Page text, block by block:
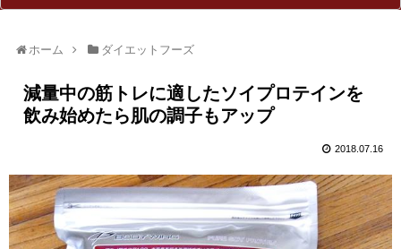
ホーム ダイエットフーズ
減量中の筋トレに適したソイプロテインを
飲み始めたら肌の調子もアップ
2018.07.16